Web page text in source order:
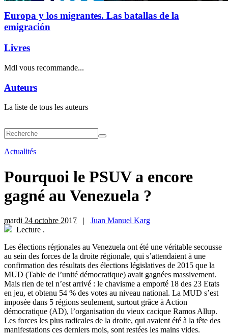
Europa y los migrantes. Las batallas de la
emigración
Livres
Mdl vous recommande...
Auteurs
La liste de tous les auteurs
Actualités
Pourquoi le PSUV a encore
gagné au Venezuela ?
mardi 24 octobre 2017 | Juan Manuel Karg
Lecture .
Les élections régionales au Venezuela ont été une véritable secousse
au sein des forces de la droite régionale, qui s’attendaient à une
confirmation des résultats des élections législatives de 2015 que la
MUD (Table de l’unité démocratique) avait gagnées massivement.
Mais rien de tel n’est arrivé : le chavisme a emporté 18 des 23 Etats
en jeu, et obtenu 54 % des votes au niveau national. La MUD s’est
imposée dans 5 régions seulement, surtout grâce à Action
démocratique (AD), l’organisation du vieux cacique Ramos Allup.
Les forces les plus radicales de la droite, qui avaient été à la tête des
manifestations ces derniers mois, sont restées les mains vides.